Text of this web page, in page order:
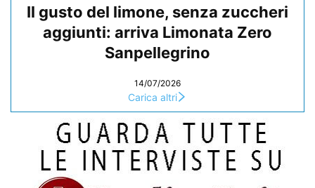
Il gusto del limone, senza zuccheri
aggiunti: arriva Limonata Zero
Sanpellegrino
14/07/2026
Carica altri